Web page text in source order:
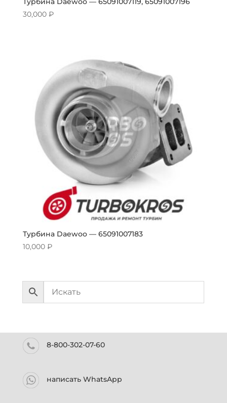
30,000 ₽
Турбина Daewoo — 65091007183
10,000 ₽
8-800-302-07-60
написать WhatsApp